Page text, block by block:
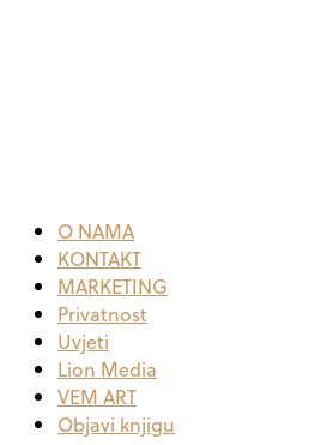
O NAMA
KONTAKT
MARKETING
Privatnost
Uvjeti
Lion Media
VEM ART
Objavi knjigu